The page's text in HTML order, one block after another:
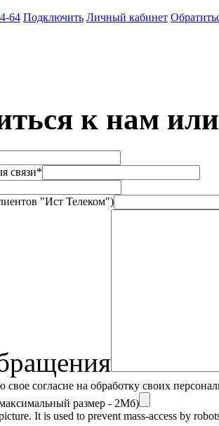
64 Подключить Личный кабинет
к нам или
связи*
"Ист Телеком")
свое согласие на обработку своих
размер - 2Мб)